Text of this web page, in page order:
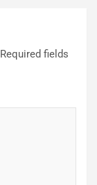
Required fields